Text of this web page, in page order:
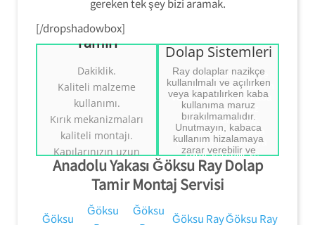
gereken tek şey bizi aramak.
[/dropshadowbox]
Dolap
Mekanizmaları
Tamiri
Dakiklik.
Kaliteli malzeme
kullanımı.
Kırık mekanizmaları
kaliteli montajı.
Kapılarınızın uzun
ömürlü olması için
doğru kullanım
vermek.
Beykoz Ray
Mekanizmaları
Tamiri
Ray Dolap
Sistemleri Tamiri.
Tezcan Usta
0554 858 1312
Dolap Sistemleri
Ray dolaplar nazikçe
kullanılmalı ve açılırken
veya kapatılırken kaba
kullanıma maruz
bırakılmamalıdır.
Unutmayın, kabaca
kullanım hizalamaya
zarar verebilir ve
mekanizmanın pistten
kaymasına neden olabilir.
Beykoz Ray Dolap
Sistemleri Tamiri
Ray Dolap Sistemleri
Tamiri.
((( Tezcan Usta )))
0554 858 1312
Anadolu Yakası Ğöksu Ray Dolap
Tamir Montaj Servisi
Ğöksu
Ğöksu
Ğöksu
Ğöksu RayĞöksu Ray